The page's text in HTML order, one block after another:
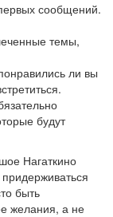
сообщений.
темы,
ли вы
будут
Нагаткино
быть
желания, а не